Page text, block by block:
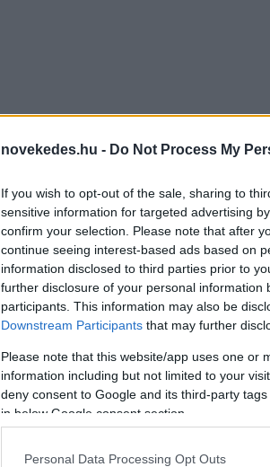
novekedes.hu - Do Not Process My
If you wish to opt-out of the sale, sharing to
sensitive information for targeted advertising
confirm your selection. Please note that after
continue seeing interest-based ads based on
information disclosed to third parties prior to
further disclosure of your personal information
participants. This information may also be
Downstream Participants that may further
Please note that this website/app uses one or
information including but not limited to your
deny consent to Google and its third-party
in below Google consent section.
Personal Data Processing Opt Outs